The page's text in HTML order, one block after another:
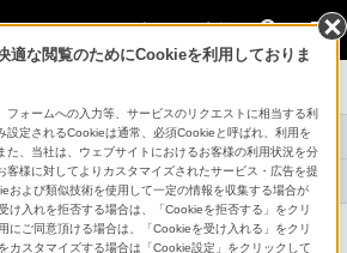
法人のお客様
モニター
一覧 関連商品 事例紹介
プデートフ
ェア
サービス対応メニュ
ー
サポート・お問い合
わせ
適な閲覧のためにCookieを利用しておりま
フォームへの入力等、サービスのリクエストに相当する利
設定されるCookieは通常、必須Cookieと呼ばれ、利用を
た、当社は、ウェブサイトにおけるお客様の利用状況を分
客様に対してよりカスタマイズされたサービス・広告を提
および類似技術を使用して一定の情報を収集する場合が
け入れを拒否する場合は、「Cookieを拒否する」をクリ
にご同意頂ける場合は、「Cookieを受け入れる」をクリ
カスタマイズする場合は「Cookie設定」をクリックして